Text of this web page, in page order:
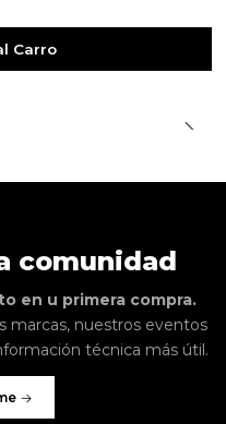
Carro
comunidad
en u primera compra.
marcas, nuestros eventos
técnica más útil.